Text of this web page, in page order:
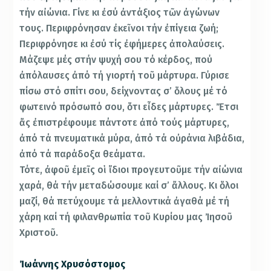
τήν αἰώνια. Γίνε κι ἐσύ ἀντάξιος τῶν ἀγώνων
τους. Περιφρόνησαν ἐκεῖνοι τήν ἐπίγεια ζωή;
Περιφρόνησε κι ἐσύ τίς ἐφήμερες ἀπολαύσεις.
Μάζεψε μές στήν ψυχή σου τό κέρδος, πού
ἀπόλαυσες ἀπό τή γιορτή τοῦ μάρτυρα. Γύρισε
πίσω στό σπίτι σου, δείχνοντας σ’ ὅλους μέ τό
φωτεινό πρόσωπό σου, ὅτι εἶδες μάρτυρες. Ἔτσι
ἄς ἐπιστρέφουμε πάντοτε ἀπό τούς μάρτυρες,
ἀπό τά πνευματικά μύρα, ἀπό τά οὐράνια λιβάδια,
ἀπό τά παράδοξα θεάματα.
Τότε, ἀφοῦ ἐμεῖς οἱ ἴδιοι προγευτοῦμε τήν αἰώνια
χαρά, θά τήν μεταδώσουμε καί σ’ ἄλλους. Κι ὅλοι
μαζί, θά πετύχουμε τά μελλοντικά ἀγαθά μέ τή
χάρη καί τή φιλανθρωπία τοῦ Κυρίου μας Ἰησοῦ
Χριστοῦ.
Ἰωάννης Χρυσόστομος